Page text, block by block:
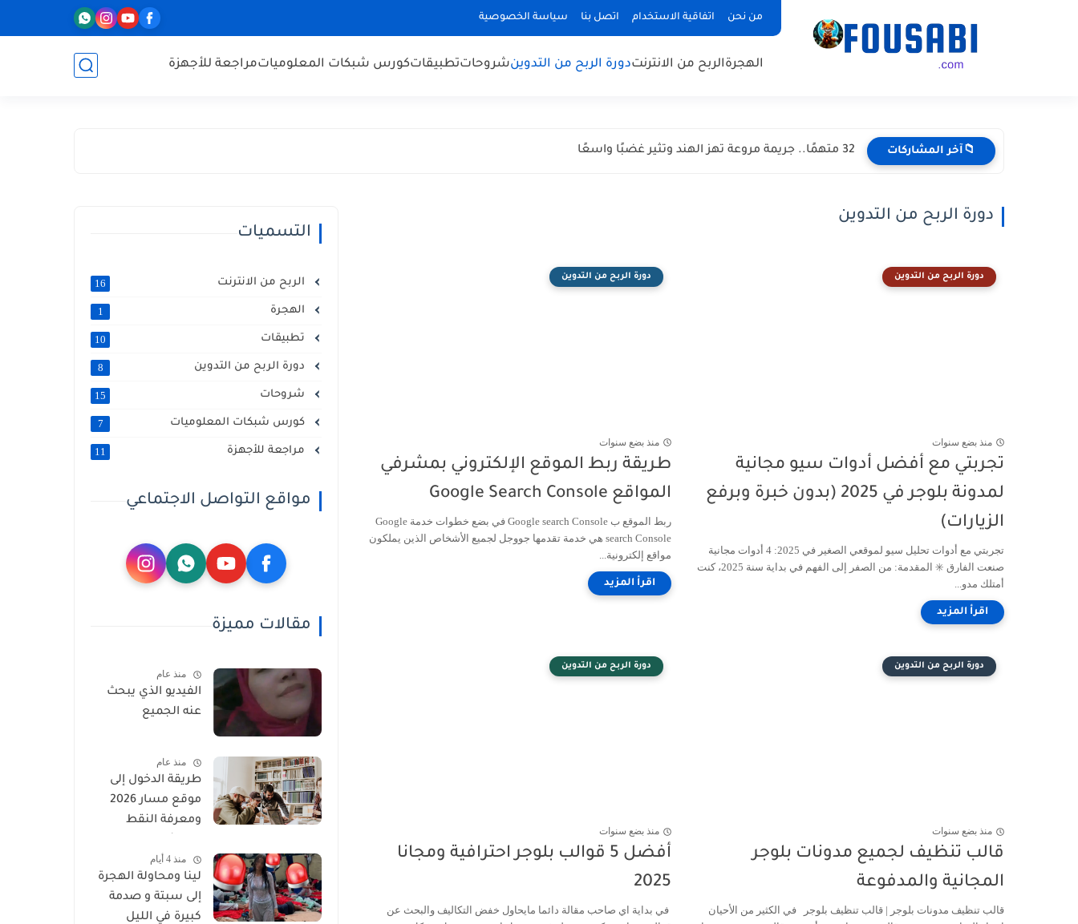
من نحن اتفاقية الاستخدام اتصل بنا سياسة الخصوصية
الهجرةالربح من الانترنتدورة الربح من التدوينشروحاتتطبيقاتكورس شبكات المعلومياتمراجعة للأجهزة
📁آخر المشاركات 32 متهمًا.. جريمة مروعة تهز الهند وتثير غضبًا واسعًا
دورة الربح من التدوين
دورة الربح من التدوين
منذ بضع سنوات
تجربتي مع أفضل أدوات سيو مجانية
لمدونة بلوجر في 2025 (بدون خبرة وبرفع
الزيارات)
تجربتي مع أدوات تحليل سيو لموقعي الصغير في 2025: 4 أدوات مجانية
صنعت الفارق ✳️ المقدمة: من الصفر إلى الفهم في بداية سنة 2025، كنت
أمتلك مدو...
دورة الربح من التدوين
منذ بضع سنوات
طريقة ربط الموقع الإلكتروني بمشرفي
المواقع Google Search Console
ربط الموقع ب Google search Console في بضع خطوات خدمة Google
search Console هي خدمة تقدمها جووجل لجميع الأشخاص الذين يملكون
مواقع إلكترونية...
دورة الربح من التدوين
منذ بضع سنوات
قالب تنظيف لجميع مدونات بلوجر
المجانية والمدفوعة
قالب تنظيف مدونات بلوجر | قالب تنظيف بلوجر في الكثير من الأحيان
دورة الربح من التدوين
منذ بضع سنوات
أفضل 5 قوالب بلوجر احترافية ومجانا
2025
في بداية اي صاحب مقالة دائما مايحاول خفض التكاليف والبحث عن
التسميات
الربح من الانترنت 16
الهجرة 1
تطبيقات 10
دورة الربح من التدوين 8
شروحات 15
كورس شبكات المعلوميات 7
مراجعة للأجهزة 11
مواقع التواصل الاجتماعي
مقالات مميزة
منذ عام
الفيديو الذي يبحث
عنه الجميع
منذ عام
طريقة الدخول إلى
موقع مسار 2026
ومعرفة النقط
مشاكل تسجيل
الدخول
منذ 4 أيام
لينا ومحاولة الهجرة
إلى سبتة و صدمة
كبيرة في الليل